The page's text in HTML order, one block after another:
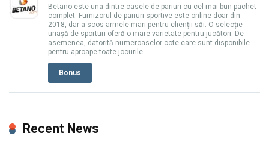
Betano este una dintre casele de pariuri cu cel mai bun pachet
complet. Furnizorul de pariuri sportive este online doar din
2018, dar a scos armele mari pentru clienții săi. O selecție
uriașă de sporturi oferă o mare varietate pentru jucători. De
asemenea, datorită numeroaselor cote care sunt disponibile
pentru aproape toate jocurile.
Bonus
Recent News